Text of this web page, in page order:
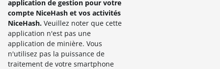
application de gestion pour votre
compte NiceHash et vos activités
NiceHash. Veuillez noter que cette
application n'est pas une
application de minière. Vous
n'utilisez pas la puissance de
traitement de votre smartphone